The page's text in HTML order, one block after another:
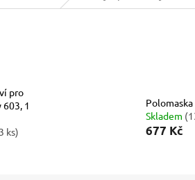
pro
1
ks)
Skladem
677 Kč